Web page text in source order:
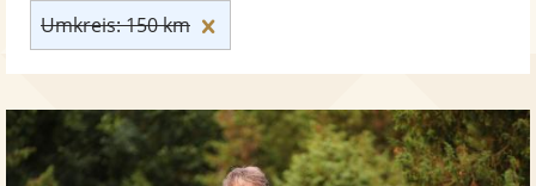
Umkreis: 150 km